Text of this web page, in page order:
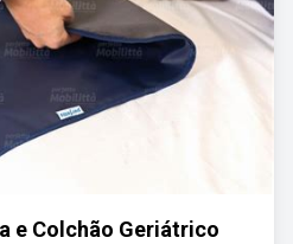
e Colchão Geriátrico